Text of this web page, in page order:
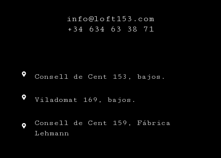
info@loft153.com
+34 634 63 38 71
Consell de Cent 153, bajos.
Viladomat 169, bajos.
Consell de Cent 159, Fábrica
Lehmann